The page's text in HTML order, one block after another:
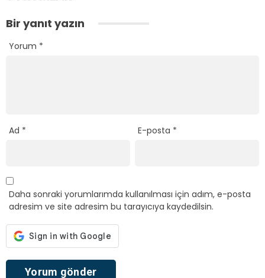
Bir yanıt yazın
Yorum *
Ad * E-posta *
Daha sonraki yorumlarımda kullanılması için adım, e-posta
adresim ve site adresim bu tarayıcıya kaydedilsin.